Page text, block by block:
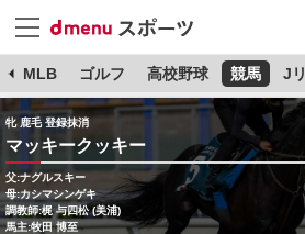
MLB ゴルフ 高校野球 競馬 J
牝 鹿毛 登録抹消
マッキークッキー
父:ナグルスキー
母:カシマシンゲキ
調教師:梶 与四松 (美浦)
馬主:牧田 博至